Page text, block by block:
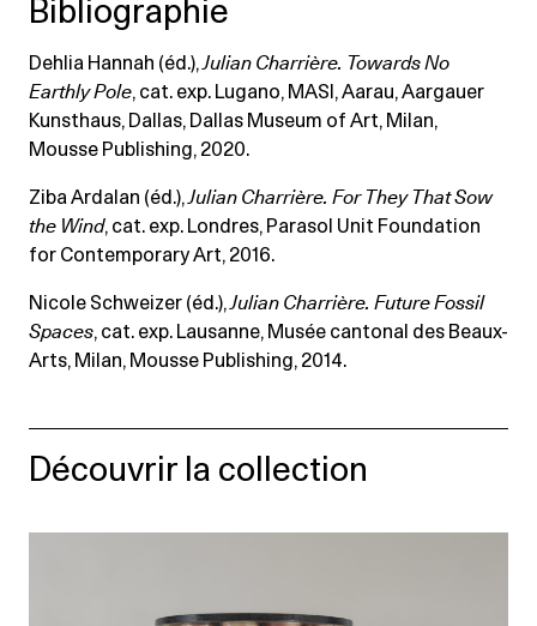
Bibliographie
Dehlia Hannah (éd.),Julian Charrière. Towards No
Earthly Pole, cat. exp. Lugano, MASI, Aarau, Aargauer
Kunsthaus, Dallas, Dallas Museum of Art, Milan,
Mousse Publishing, 2020.
Ziba Ardalan (éd.),Julian Charrière. For They That Sow
the Wind, cat. exp. Londres, Parasol Unit Foundation
for Contemporary Art, 2016.
Nicole Schweizer (éd.),Julian Charrière. Future Fossil
Spaces, cat. exp. Lausanne, Musée cantonal des Beaux-
Arts, Milan, Mousse Publishing, 2014.
Découvrir la collection